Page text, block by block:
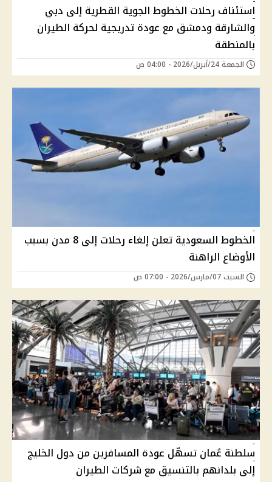
استئناف رحلات الخطوط الجوية القطرية إلى دبي
والشارقة ودمشق مع عودة تدريجية لحركة الطيران
بالمنطقة
الجمعة 24/أبريل/2026 - 04:00 ص
الخطوط السعودية تعلن إلغاء رحلات إلى 8 مدن بسبب
الأوضاع الراهنة
السبت 07/مارس/2026 - 07:00 ص
سلطنة عُمان تسهّل عودة المسافرين من دول الخليج
إلى بلدانهم بالتنسيق مع شركات الطيران